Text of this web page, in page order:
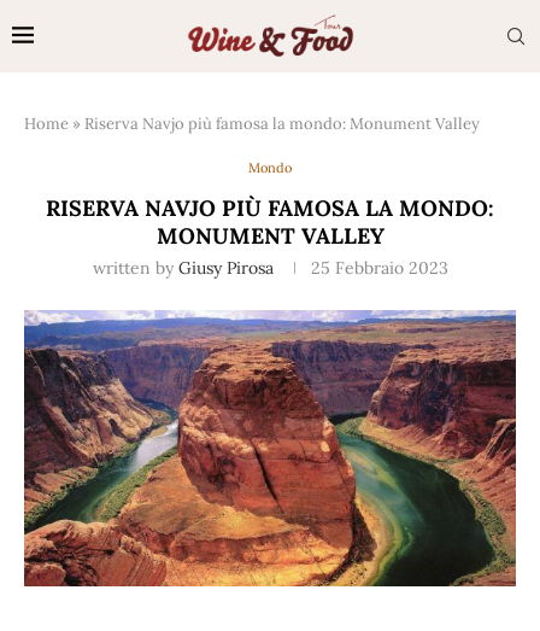
Home » Riserva Navjo più famosa la mondo: Monument Valley
Mondo
RISERVA NAVJO PIÙ FAMOSA LA MONDO:
MONUMENT VALLEY
written by Giusy Pirosa 25 Febbraio 2023